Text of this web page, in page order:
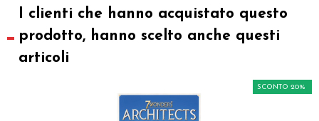
I clienti che hanno acquistato questo
prodotto, hanno scelto anche questi
articoli
SCONTO 20%